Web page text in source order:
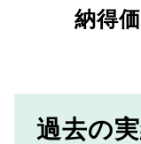
納得
過去の